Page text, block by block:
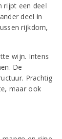
rijpt een deel
deel in
rijkdom,
wijn. Intens
De
Prachtig
maar ook